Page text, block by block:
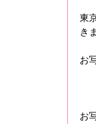
東
き
お
お